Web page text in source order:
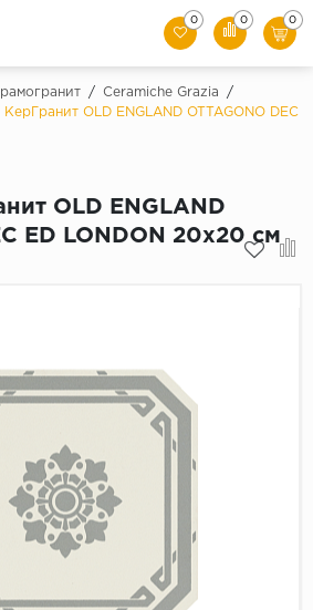
0 0 0
/ Ceramiche Grazia
/
КерГранит OLD ENGLAND OTTAGONO DEC
OLD ENGLAND
ED LONDON 20x20 см